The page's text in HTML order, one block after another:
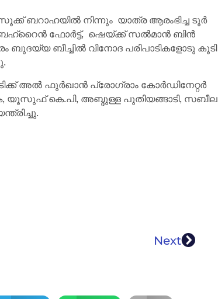
ബറാഹയിൽ നിന്നും യാത്ര ആരംഭിച്ച ടൂർ
ഫോർട്ട്, ഷെയ്ക്ക് സൽമാൻ ബിൻ
ബുദയ്യ ബീച്ചിൽ വിനോദ പരിപാടികളോടു കൂടി
അൽ ഫുർഖാൻ പ്രോഗ്രാം കോർഡിനേറ്റർ
യൂസുഫ് കെ.പി, അബ്ദുള്ള പുതിയങ്ങാടി, സബീല
Next